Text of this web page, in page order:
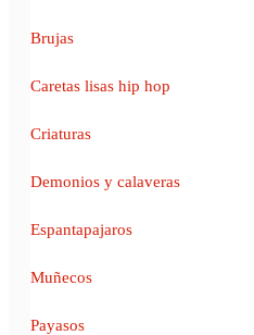
Brujas
Caretas lisas hip hop
Criaturas
Demonios y calaveras
Espantapajaros
Muñecos
Payasos